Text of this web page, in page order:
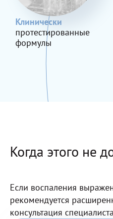
Клинически
протестированные
формулы
Когда этого не
Если воспаления
рекомендуется
консультация